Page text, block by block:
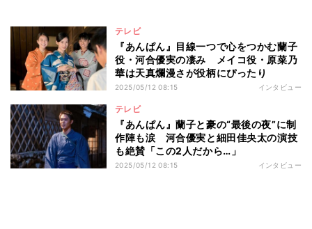
テレビ
『あんぱん』目線一つで心をつかむ蘭子
役・河合優実の凄み メイコ役・原菜乃
華は天真爛漫さが役柄にぴったり
2025/05/12 08:15 インタビュー
テレビ
『あんぱん』蘭子と豪の“最後の夜”に制
作陣も涙 河合優実と細田佳央太の演技
も絶賛「この2人だから…」
2025/05/12 08:15 インタビュー